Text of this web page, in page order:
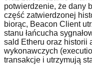
potwierdzenie, że dany
część zatwierdzonej
biorąc, Beacon Client
stanu łańcucha
sald Etheru oraz historii
wykonawczych
transakcje i utrzymują